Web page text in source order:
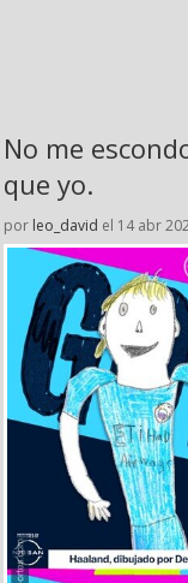
No me
que yo.
por leo_david el 14 abr